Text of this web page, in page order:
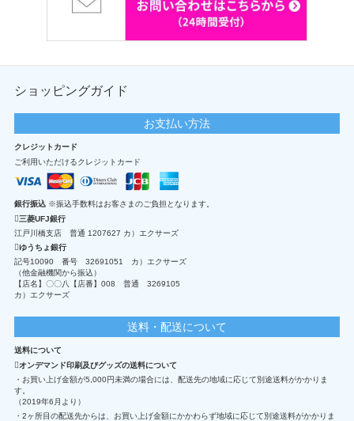
ショッピングガイド
お支払い方法
クレジットカード
ご利用いただけるクレジットカード
銀行振込 ※振込手数料はお客さまのご負担となります。
三菱UFJ銀行
江戸川橋支店 普通 1207627 カ）エクサーズ
ゆうちょ銀行
記号10090 番号 32691051 カ）エクサーズ
（他金融機関から振込）
【店名】〇〇八【店番】008 普通 3269105
カ）エクサーズ
送料・配送について
送料について
オンデマンド印刷及びグッズの送料について
・お買い上げ金額が5,000円未満の場合には、配送先の地域に応じて別途送料がかかりま
す。
（2019年6月より）
・2ヶ所目の配送先からは、お買い上げ金額にかかわらず地域に応じて別途送料がかかりま